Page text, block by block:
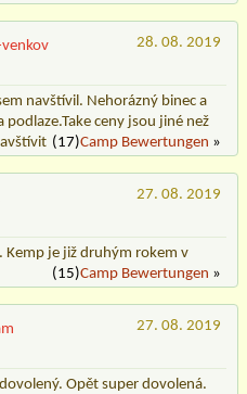
28. 08. 2019
navštívil. Nehorázný binec a
ceny jsou jiné než
(17)Camp Bewertungen »
27. 08. 2019
Kemp je již druhým rokem v
(15)Camp Bewertungen »
27. 08. 2019
Opět super dovolená.